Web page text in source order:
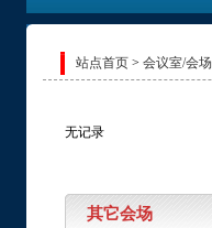
站点首页 > 会议室/会场
无记录
其它会场